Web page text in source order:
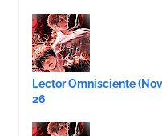
Lector Omnisciente
26